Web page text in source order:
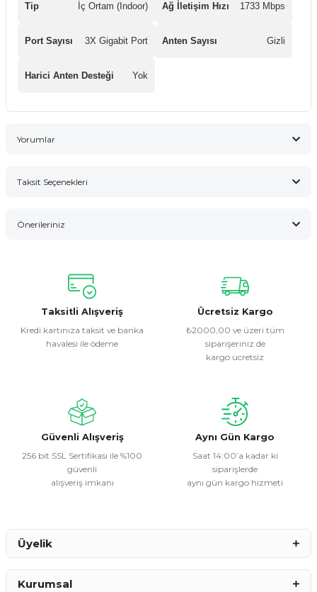
Tip İç Ortam (Indoor) Ağ İletişim Hızı 1733 Mbps
Port Sayısı 3X Gigabit Port Anten Sayısı Gizli
Harici Anten Desteği Yok
Yorumlar
Taksit Seçenekleri
Önerileriniz
konularda yetersiz gördüğünüz noktaları öneri formunu
kullanarak tarafımıza iletebilirsiniz.
Görüş ve önerileriniz için teşekkür ederiz.
Ürün resmi kalitesiz, bozuk veya görüntülenemiyor.
Ürün fiyatı diğer sitelerden daha pahalı.
Bu ürüne benzer farklı alternatifler olmalı.
Taksitli Alışveriş
Kredi kartınıza taksit ve banka
havalesi ile ödeme
Ücretsiz Kargo
₺2000,00 ve üzeri tüm
siparişeriniz de
kargo ücretsiz
Güvenli Alışveriş
256 bit SSL Sertifikası ile %100
güvenli
alışveriş imkanı
Aynı Gün Kargo
Saat 14:00’a kadar ki
siparişlerde
aynı gün kargo hizmeti
Üyelik
Kurumsal